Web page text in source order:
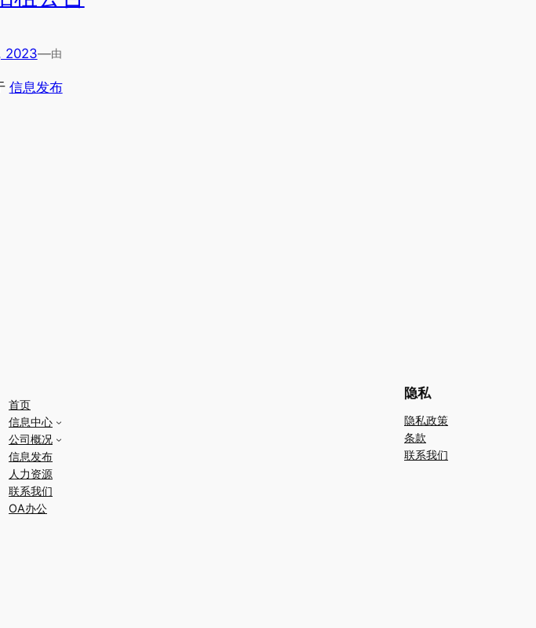
2023—由
信息发布
首页
信息中心
公司概况
信息发布
人力资源
联系我们
OA办公
隐私
隐私政策
条款
联系我们